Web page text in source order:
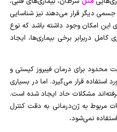
دیگر قرار می‌دهند نیز شناسایی
این امکان وجود داشته باشد که نوع
دربرابر برخی بیماری‌ها، ایجاد
محدود برای درمان فیبروز کیستی و
استفاده قرار می‌گیرد. اما در بسیاری
مشکلات حاد ایجاد شده است.
مربوط به ژن‌درمانی به دقت کنترل
نمی‌شود.